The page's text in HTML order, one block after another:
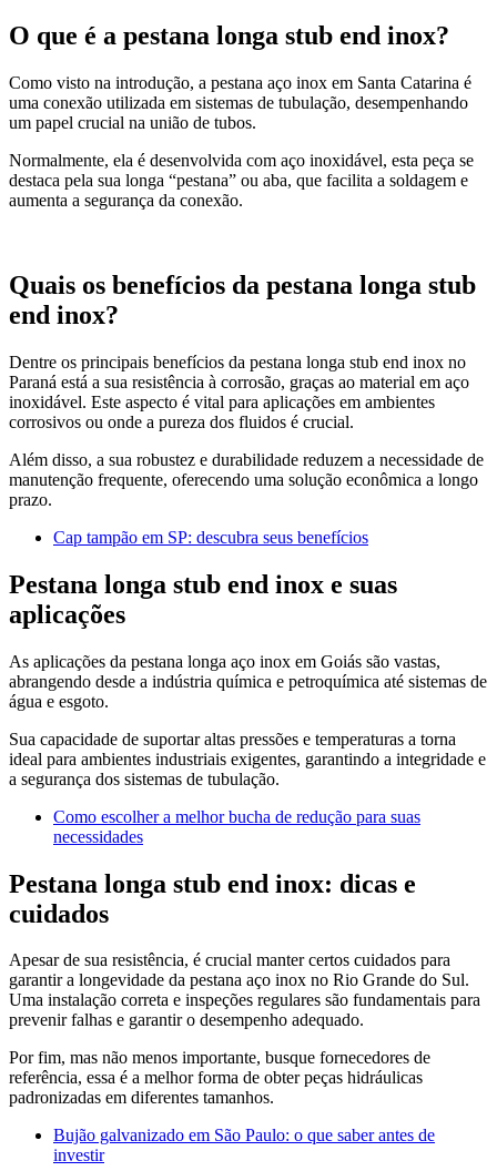
O que é a pestana longa stub end inox?
Como visto na introdução, a pestana aço inox em Santa Catarina é
uma conexão utilizada em sistemas de tubulação, desempenhando
um papel crucial na união de tubos.
Normalmente, ela é desenvolvida com aço inoxidável, esta peça se
destaca pela sua longa “pestana” ou aba, que facilita a soldagem e
aumenta a segurança da conexão.
Quais os benefícios da pestana longa stub
end inox?
Dentre os principais benefícios da pestana longa stub end inox no
Paraná está a sua resistência à corrosão, graças ao material em aço
inoxidável. Este aspecto é vital para aplicações em ambientes
corrosivos ou onde a pureza dos fluidos é crucial.
Além disso, a sua robustez e durabilidade reduzem a necessidade de
manutenção frequente, oferecendo uma solução econômica a longo
prazo.
Cap tampão em SP: descubra seus benefícios
Pestana longa stub end inox e suas
aplicações
As aplicações da pestana longa aço inox em Goiás são vastas,
abrangendo desde a indústria química e petroquímica até sistemas de
água e esgoto.
Sua capacidade de suportar altas pressões e temperaturas a torna
ideal para ambientes industriais exigentes, garantindo a integridade e
a segurança dos sistemas de tubulação.
Como escolher a melhor bucha de redução para suas
necessidades
Pestana longa stub end inox: dicas e
cuidados
Apesar de sua resistência, é crucial manter certos cuidados para
garantir a longevidade da pestana aço inox no Rio Grande do Sul.
Uma instalação correta e inspeções regulares são fundamentais para
prevenir falhas e garantir o desempenho adequado.
Por fim, mas não menos importante, busque fornecedores de
referência, essa é a melhor forma de obter peças hidráulicas
padronizadas em diferentes tamanhos.
Bujão galvanizado em São Paulo: o que saber antes de
investir